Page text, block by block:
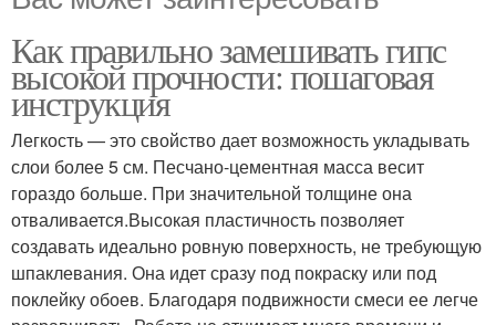
Как правильно замешивать гипс
высокой прочности: пошаговая
инструкция
Легкость — это свойство дает возможность укладывать
слои более 5 см. Песчано-цементная масса весит
гораздо больше. При значительной толщине она
отваливается.Высокая пластичность позволяет
создавать идеально ровную поверхность, не требующую
шпаклевания. Она идет сразу под покраску или под
поклейку обоев. Благодаря подвижности смеси ее легче